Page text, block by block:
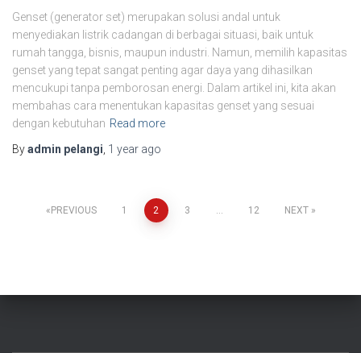
Genset (generator set) merupakan solusi andal untuk
menyediakan listrik cadangan di berbagai situasi, baik untuk
rumah tangga, bisnis, maupun industri. Namun, memilih kapasitas
genset yang tepat sangat penting agar daya yang dihasilkan
mencukupi tanpa pemborosan energi. Dalam artikel ini, kita akan
membahas cara menentukan kapasitas genset yang sesuai
dengan kebutuhan Read more
Byadmin pelangi 1 year ago
PREVIOUS 1 2 3 12 NEXT